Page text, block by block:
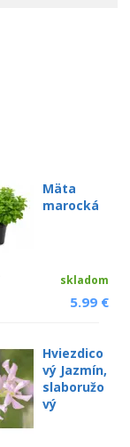
Mäta
marocká
skladom
5.99 €
Hviezdico
vý Jazmín,
slaboružo
vý